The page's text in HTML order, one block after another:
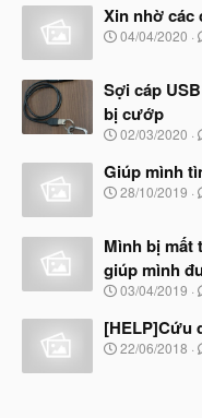
à
y
b
đ
ầ
u
Xin nhờ các
N
y
b
ắ
t
ầ
u
04/04/2020
Sợi cáp
bị cướp
N
à
y
b
t
đ
ầ
u
02/03/2020
Giúp mình
N
y
b
ắ
t
ầ
u
28/10/2019
Mình bị mất
giúp mình
N
à
y
b
03/04/2019
[HELP]Cứu
N
22/06/2018